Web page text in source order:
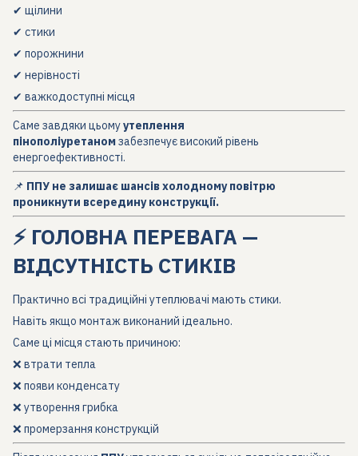
✔ щілини
✔ стики
✔ порожнини
✔ нерівності
✔ важкодоступні місця
Саме завдяки цьомуутеплення
пінополіуретаномзабезпечує високий рівень
енергоефективності.
📌 ППУ не залишає шансів холодному повітрю
проникнути всередину конструкції.
⚡ ГОЛОВНА ПЕРЕВАГА —
ВІДСУТНІСТЬ СТИКІВ
Практично всі традиційні утеплювачі мають стики.
Навіть якщо монтаж виконаний ідеально.
Саме ці місця стають причиною:
❌ втрати тепла
❌ появи конденсату
❌ утворення грибка
❌ промерзання конструкцій